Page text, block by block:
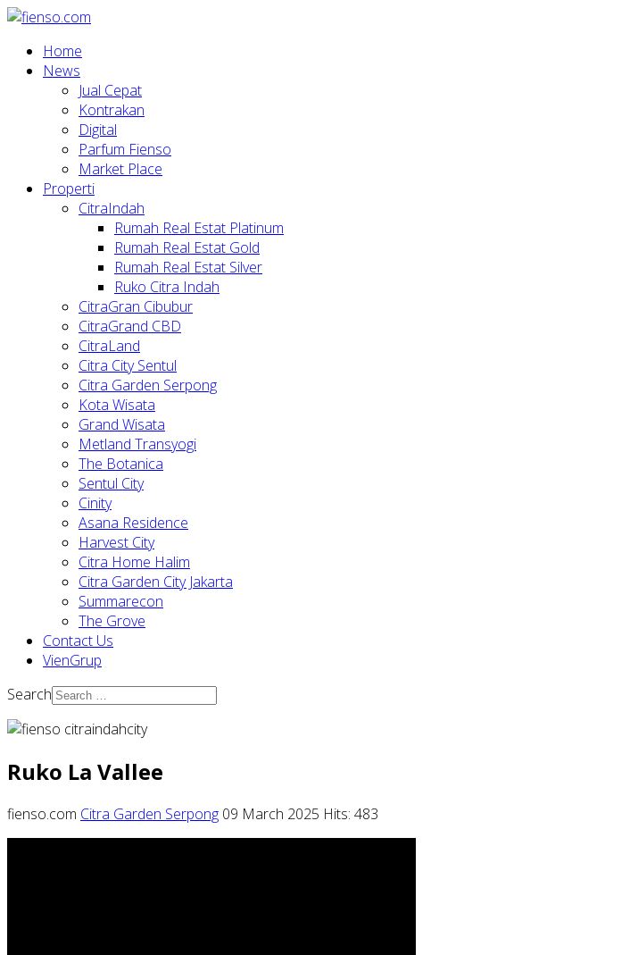
Home
News
Jual Cepat
Kontrakan
Digital
Parfum Fienso
Market Place
Properti
CitraIndah
Rumah Real Estat Platinum
Rumah Real Estat Gold
Rumah Real Estat Silver
Ruko Citra Indah
CitraGran Cibubur
CitraGrand CBD
CitraLand
Citra City Sentul
Citra Garden Serpong
Kota Wisata
Grand Wisata
Metland Transyogi
The Botanica
Sentul City
Cinity
Asana Residence
Harvest City
Citra Home Halim
Citra Garden City Jakarta
Summarecon
The Grove
Contact Us
VienGrup
Search
Ruko La Vallee
fienso.com Citra Garden Serpong 09 March 2025 Hits: 483